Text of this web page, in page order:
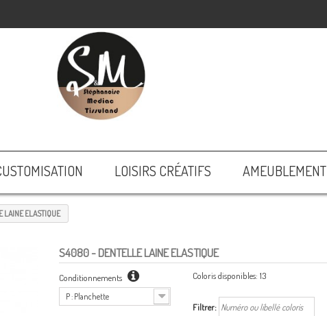
LOISIRS CRÉATIFS AMEUBLEMENT
LAINE ELASTIQUE
S4080- DENTELLE LAINE ELASTIQUE
Conditionnements
P : Planchette
Coloris disponibles: 13
Filtrer: